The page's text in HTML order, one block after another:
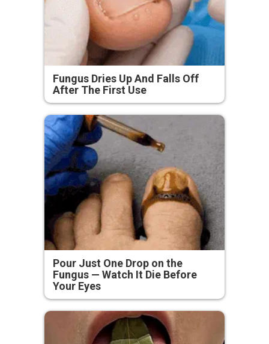
Fungus Dries Up And Falls Off
After The First Use
Pour Just One Drop on the
Fungus — Watch It Die Before
Your Eyes